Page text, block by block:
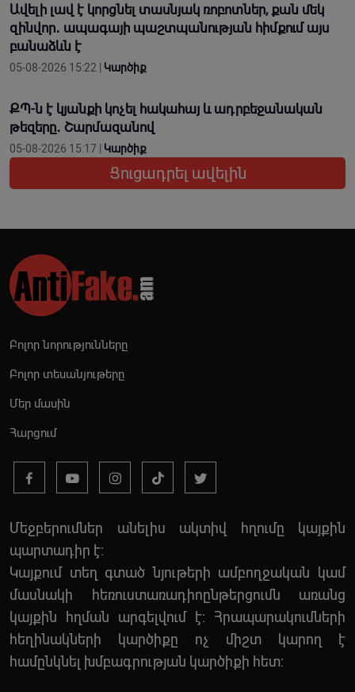
Ավելի լավ է կորցնել տասնյակ ռոբոտներ, քան մեկ
զինվոր․ ապագայի պաշտպանության հիմքում այս
բանաձևն է
05-08-2026 15:22 | Կարծիք
ՔՊ-ն է կյանքի կոչել հակահայ և ադրբեջանական
թեզերը․ Շարմազանով
05-08-2026 15:17 | Կարծիք
Ցուցադրել ավելին
Բոլոր նորությունները
Բոլոր տեսանյութերը
Մեր մասին
Հարցում
Մեջբերումներ անելիս ակտիվ հղումը կայքին
պարտադիր է:
Կայքում տեղ գտած նյութերի ամբողջական կամ
մասնակի հեռուստառադիոընթերցումն առանց
կայքին հղման արգելվում է: Հրապարակումների
հեղինակների կարծիքը ոչ միշտ կարող է
համընկնել խմբագրության կարծիքի հետ: